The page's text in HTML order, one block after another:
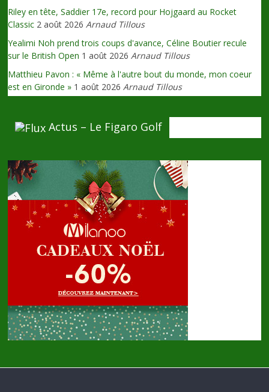
Riley en tête, Saddier 17e, record pour Hojgaard au Rocket
Classic 2 août 2026 Arnaud Tillous
Yealimi Noh prend trois coups d'avance, Céline Boutier recule
sur le British Open 1 août 2026 Arnaud Tillous
Matthieu Pavon : « Même à l'autre bout du monde, mon coeur
est en Gironde » 1 août 2026 Arnaud Tillous
Actus – Le Figaro Golf